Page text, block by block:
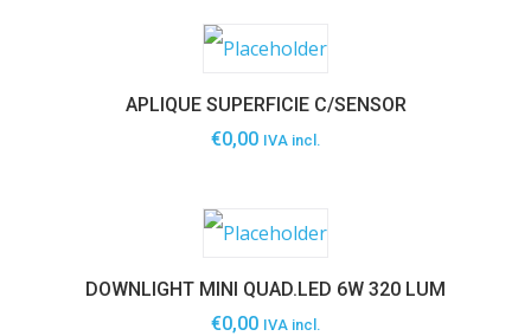
APLIQUE SUPERFICIE C/SENSOR
€0,00 IVA incl.
DOWNLIGHT MINI QUAD.LED 6W 320 LUM
€0,00 IVA incl.